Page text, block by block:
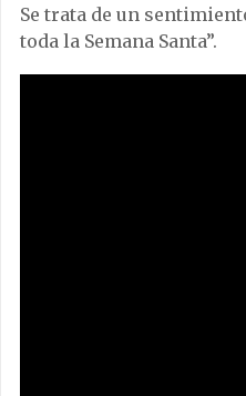
Se trata de un
toda la Semana Santa”.